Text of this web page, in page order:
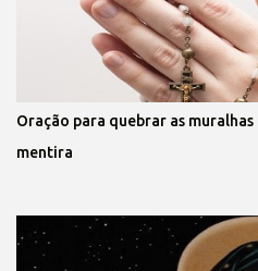
Oração para quebrar as
mentira